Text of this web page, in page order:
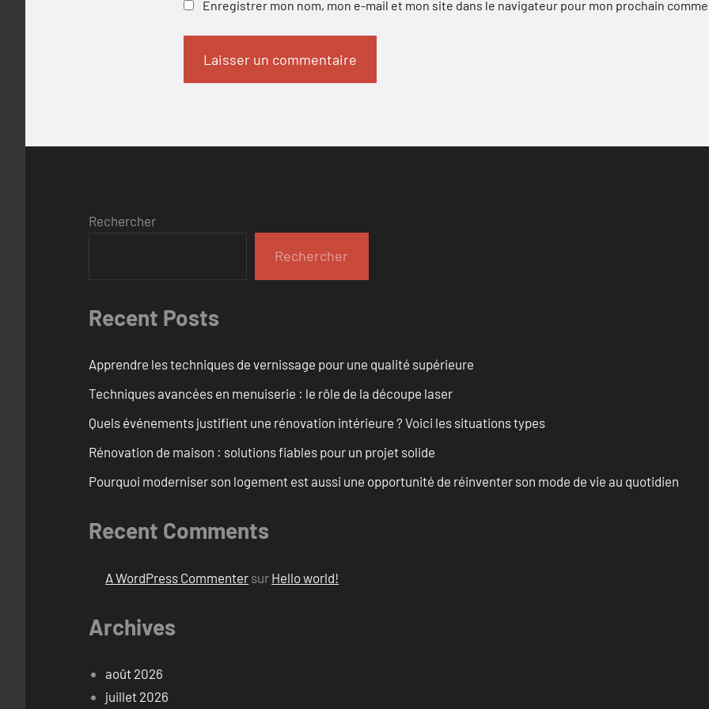
Enregistrer mon nom, mon e-mail et mon site dans le navigateur pour mon prochain
Rechercher
Rechercher
Recent Posts
Apprendre les techniques de vernissage pour une qualité supérieure
Techniques avancées en menuiserie : le rôle de la découpe laser
Quels événements justifient une rénovation intérieure ? Voici les situations types
Rénovation de maison : solutions fiables pour un projet solide
Pourquoi moderniser son logement est aussi une opportunité de réinventer son mode de vie au quotidien
Recent Comments
A WordPress Commenter sur Hello world!
Archives
août 2026
juillet 2026